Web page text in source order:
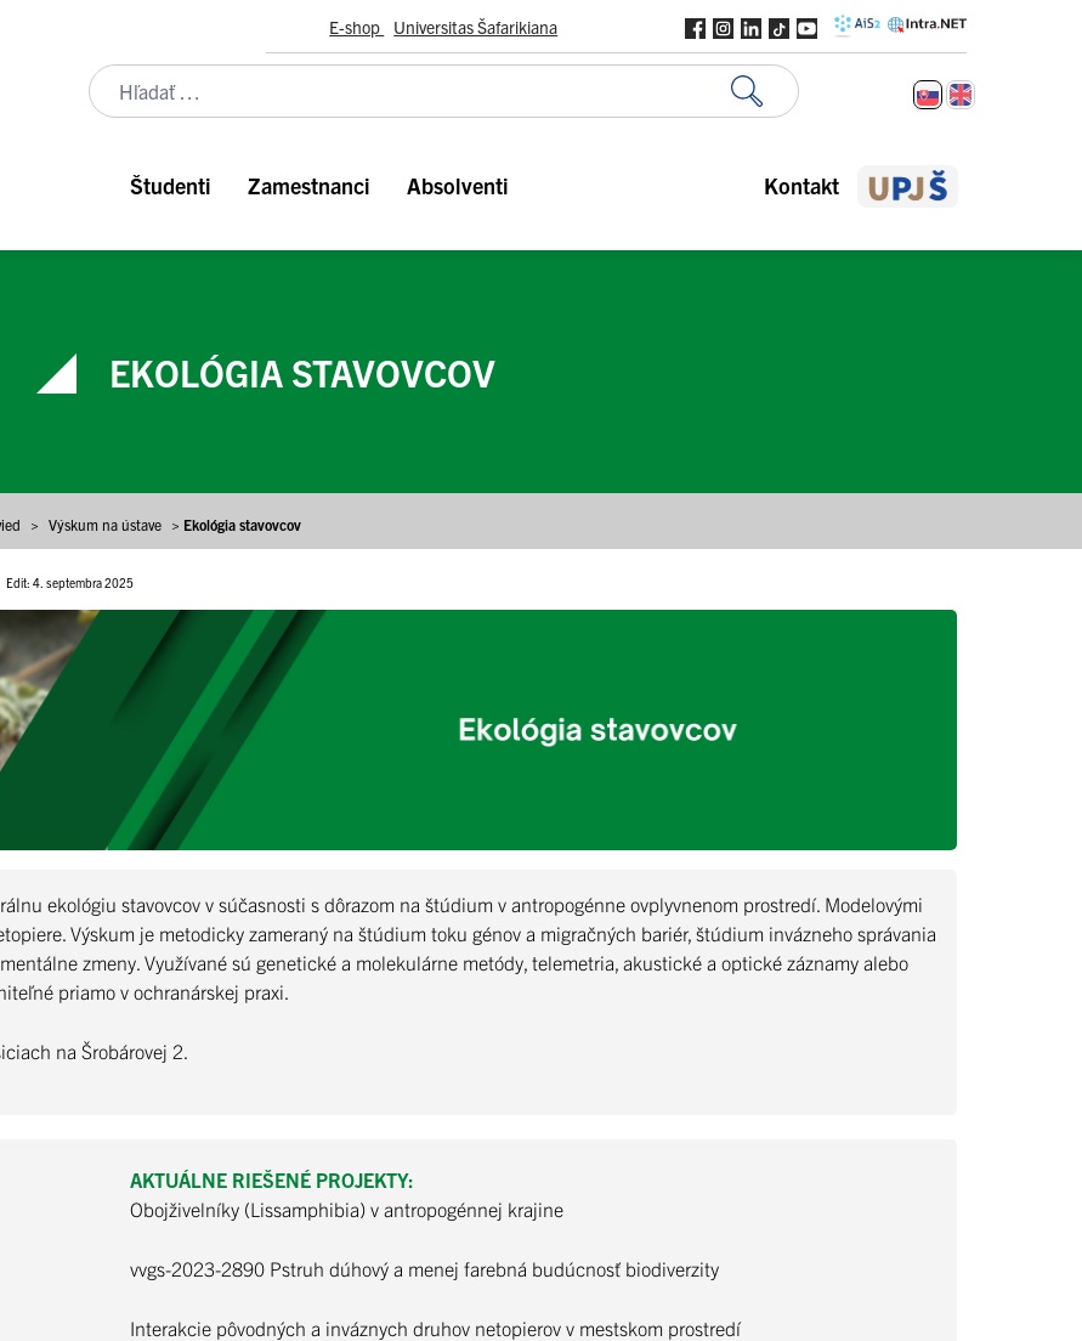
E-shop Universitas Šafarikiana
Študenti Zamestnanci Absolventi Kontakt
EKOLÓGIA STAVOVCOV
> Výskum na ústave > Ekológia stavovcov
Edit: 4. septembra 2025
ekológiu stavovcov v súčasnosti s dôrazom na štúdium v antropogénne ovplyvnenom prostredí. Modelovými
Výskum je metodicky zameraný na štúdium toku génov a migračných bariér, štúdium invázneho správania
zmeny. Využívané sú genetické a molekulárne metódy, telemetria, akustické a optické záznamy alebo
priamo v ochranárskej praxi.
na Šrobárovej 2.
AKTUÁLNE RIEŠENÉ PROJEKTY:
Obojživelníky (Lissamphibia) v antropogénnej krajine
vvgs-2023-2890 Pstruh dúhový a menej farebná budúcnosť biodiverzity
Interakcie pôvodných a inváznych druhov netopierov v mestskom prostredí